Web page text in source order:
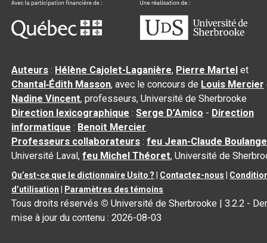
Auteurs : Hélène Cajolet-Laganière, Pierre Martel et
Chantal‑Édith Masson, avec le concours de Louis Mercier
Nadine Vincent, professeurs, Université de Sherbrooke
Direction lexicographique :Serge D’Amico - Direction
informatique : Benoit Mercier
Professeurs collaborateurs :feu Jean-Claude
Université Laval,feu Michel Théoret, Université de
Qu’est-ce que le dictionnaire Usito ? Contactez-nous
d’utilisation
Paramètres des témoins
Tous droits réservés © Université de Sherbrooke |3.2.2 -
mise à jour du contenu :2026-08-03